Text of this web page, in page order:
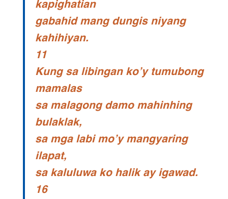
kapighatian
gabahid mang dungis niyang
kahihiyan.
11
Kung sa libingan ko’y tumubong
mamalas
sa malagong damo mahinhing
bulaklak,
sa mga labi mo’y mangyaring
ilapat,
sa kaluluwa ko halik ay igawad.
16